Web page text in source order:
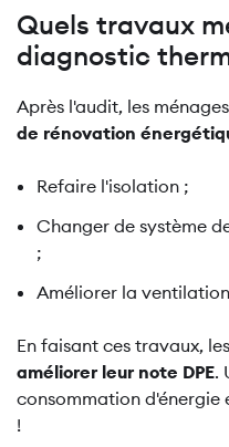
Quels travaux
diagnostic
Après l'audit, les
de rénovation
Refaire l'isolation ;
Changer de système
;
Améliorer la
En faisant ces travaux,
améliorer leur note DPE.
consommation
!